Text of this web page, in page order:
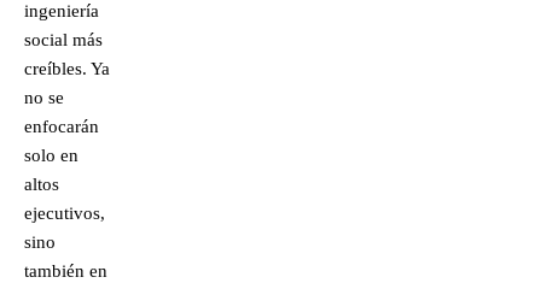
ingeniería
social más
creíbles. Ya
no se
enfocarán
solo en
altos
ejecutivos,
sino
también en